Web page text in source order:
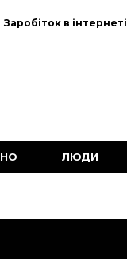
Заробіток в інтернеті
ЛЮДИ